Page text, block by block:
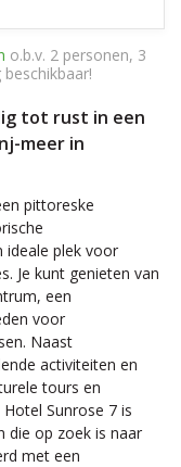
o.b.v. 2 personen, 3
tot rust in een
meer in
pittoreske
ideale plek voor
Je kunt genieten van
een
voor
Naast
activiteiten en
tours en
Sunrose 7 is
die op zoek is naar
met een